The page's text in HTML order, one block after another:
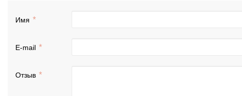
Имя
E-mail
Отзыв